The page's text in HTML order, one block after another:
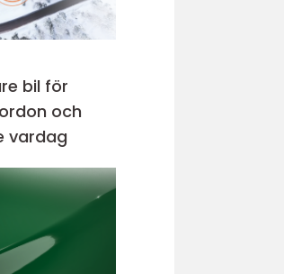
bil för
och
vardag